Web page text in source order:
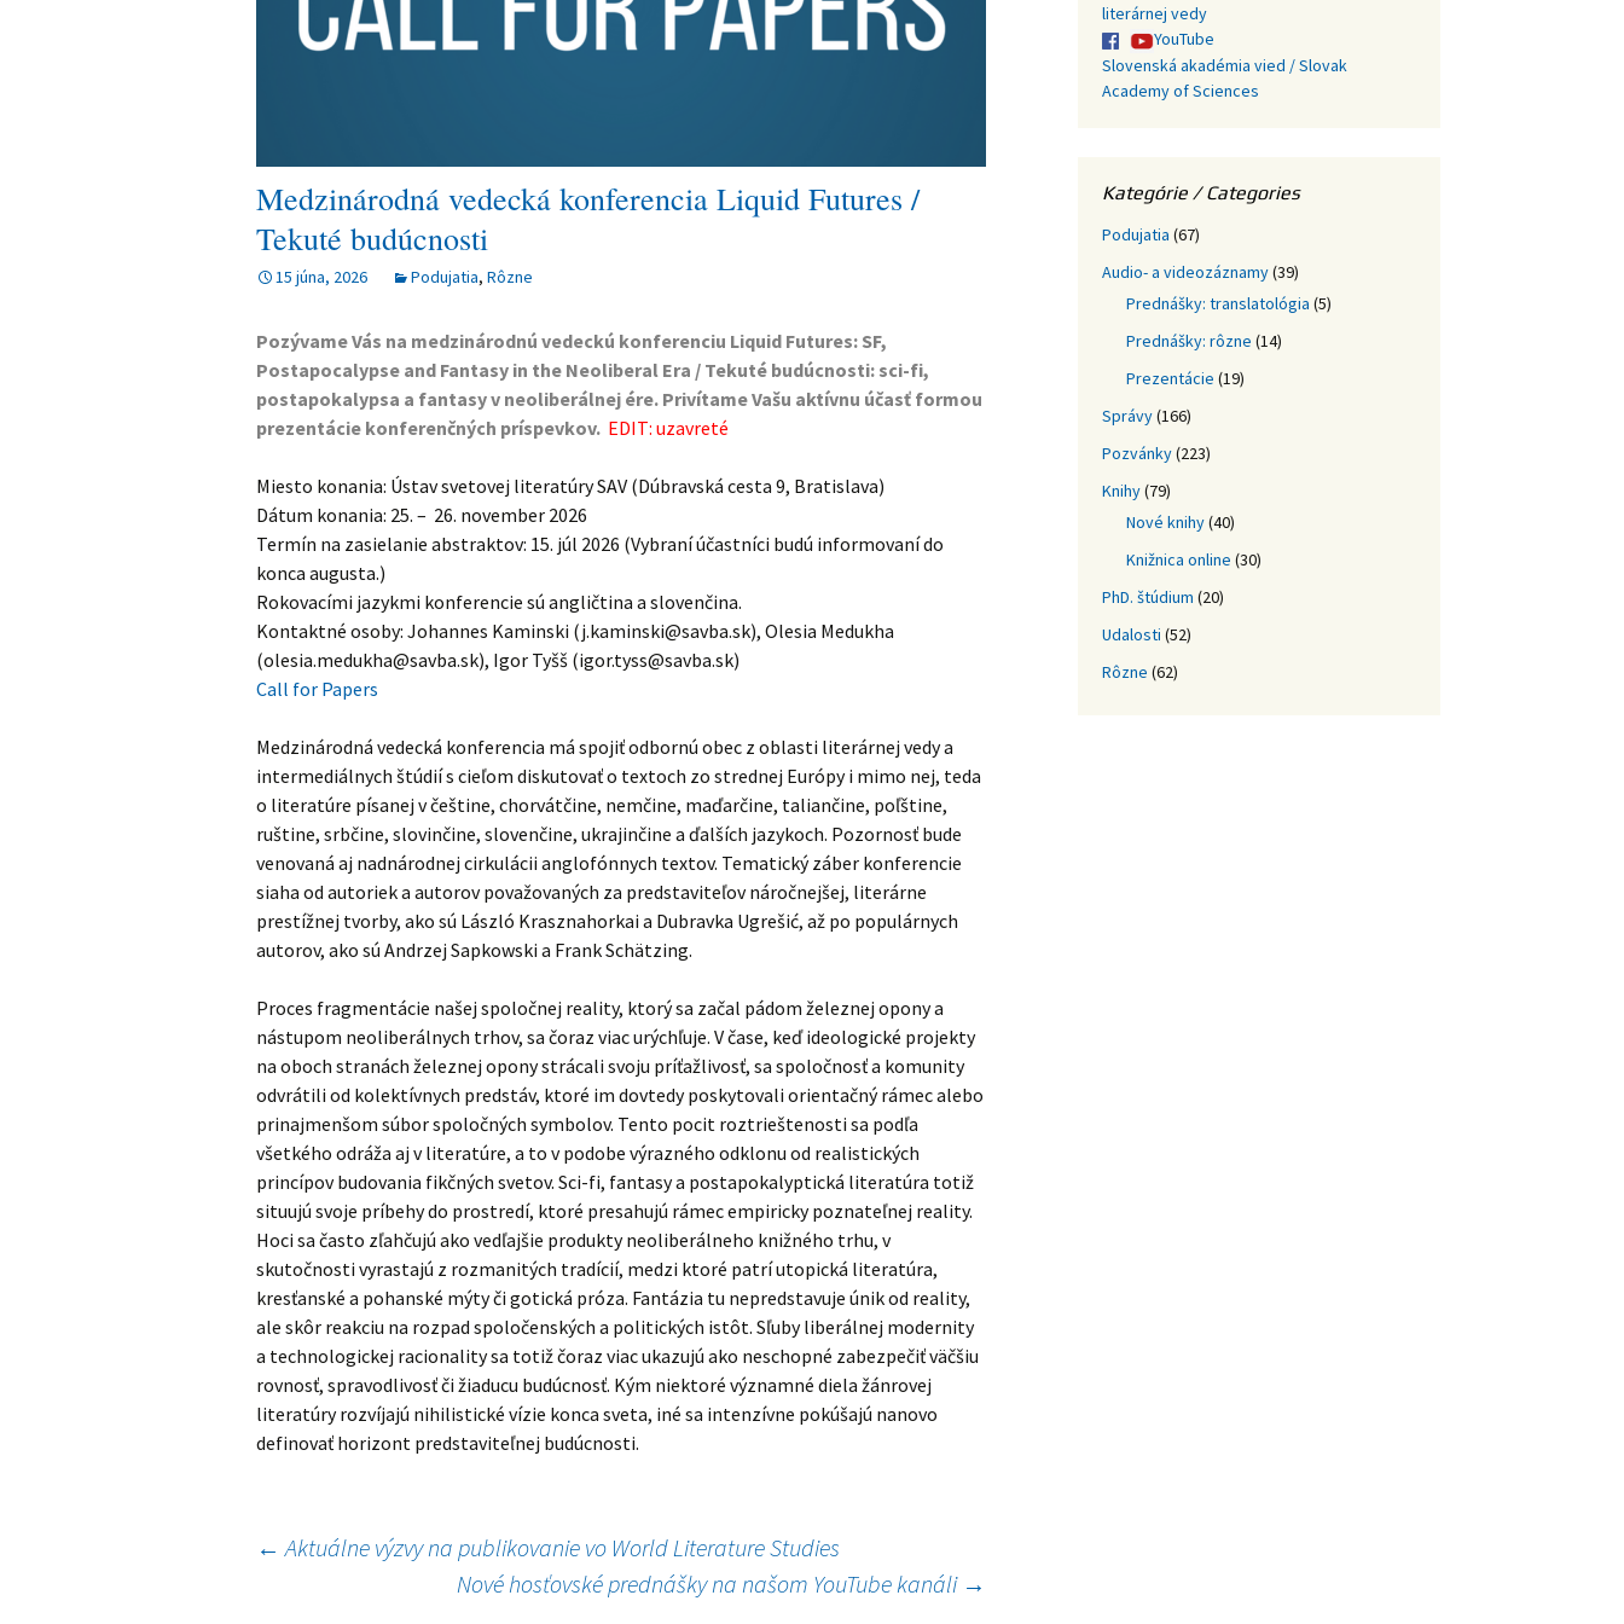
Dokumenty
Naše absolventky a
absolventi
Medzinárodná vedecká konferencia Liquid Futures /
Tekuté budúcnosti
15 júna, 2026 Podujatia, Rôzne
Pozývame Vás na medzinárodnú vedeckú konferenciu Liquid Futures: SF,
Postapocalypse and Fantasy in the Neoliberal Era / Tekuté budúcnosti: sci-fi,
postapokalypsa a fantasy v neoliberálnej ére. Privítame Vašu aktívnu účasť formou
prezentácie konferenčných príspevkov. EDIT: uzavreté
Miesto konania: Ústav svetovej literatúry SAV (Dúbravská cesta 9, Bratislava)
Dátum konania: 25. – 26. november 2026
Termín na zasielanie abstraktov: 15. júl 2026 (Vybraní účastníci budú informovaní do
konca augusta.)
Rokovacími jazykmi konferencie sú angličtina a slovenčina.
Kontaktné osoby: Johannes Kaminski (j.kaminski@savba.sk), Olesia Medukha
(olesia.medukha@savba.sk), Igor Tyšš (igor.tyss@savba.sk)
Call for Papers
Medzinárodná vedecká konferencia má spojiť odbornú obec z oblasti literárnej vedy a
intermediálnych štúdií s cieľom diskutovať o textoch zo strednej Európy i mimo nej, teda
o literatúre písanej v češtine, chorvátčine, nemčine, maďarčine, taliančine, poľštine,
ruštine, srbčine, slovinčine, slovenčine, ukrajinčine a ďalších jazykoch. Pozornosť bude
venovaná aj nadnárodnej cirkulácii anglofónnych textov. Tematický záber konferencie
siaha od autoriek a autorov považovaných za predstaviteľov náročnejšej, literárne
prestížnej tvorby, ako sú László Krasznahorkai a Dubravka Ugrešić, až po populárnych
autorov, ako sú Andrzej Sapkowski a Frank Schätzing.
Proces fragmentácie našej spoločnej reality, ktorý sa začal pádom železnej opony a
nástupom neoliberálnych trhov, sa čoraz viac urýchľuje. V čase, keď ideologické projekty
na oboch stranách železnej opony strácali svoju príťažlivosť, sa spoločnosť a komunity
odvrátili od kolektívnych predstáv, ktoré im dovtedy poskytovali orientačný rámec alebo
prinajmenšom súbor spoločných symbolov. Tento pocit roztrieštenosti sa podľa
všetkého odráža aj v literatúre, a to v podobe výrazného odklonu od realistických
princípov budovania fikčných svetov. Sci-fi, fantasy a postapokalyptická literatúra totiž
situujú svoje príbehy do prostredí, ktoré presahujú rámec empiricky poznateľnej reality.
Hoci sa často zľahčujú ako vedľajšie produkty neoliberálneho knižného trhu, v
skutočnosti vyrastajú z rozmanitých tradícií, medzi ktoré patrí utopická literatúra,
kresťanské a pohanské mýty či gotická próza. Fantázia tu nepredstavuje únik od reality,
ale skôr reakciu na rozpad spoločenských a politických istôt. Sľuby liberálnej modernity
a technologickej racionality sa totiž čoraz viac ukazujú ako neschopné zabezpečiť väčšiu
rovnosť, spravodlivosť či žiaducu budúcnosť. Kým niektoré významné diela žánrovej
literatúry rozvíjajú nihilistické vízie konca sveta, iné sa intenzívne pokúšajú nanovo
definovať horizont predstaviteľnej budúcnosti.
← Aktuálne výzvy na publikovanie vo World Literature Studies
Nové hosťovské prednášky na našom YouTube kanáli →
literárnej vedy
YouTube
Slovenská akadémia vied / Slovak
Academy of Sciences
Kategórie / Categories
Podujatia (67)
Audio- a videozáznamy(39)
Prednášky: translatológia (5)
Prednášky: rôzne (14)
Prezentácie (19)
Správy(166)
Pozvánky(223)
Knihy(79)
Nové knihy(40)
Knižnica online (30)
PhD. štúdium (20)
Udalosti (52)
Rôzne (62)